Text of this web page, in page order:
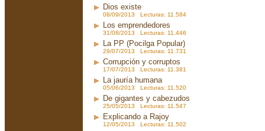
Dios existe
08/09/2013 Lecturas: 11.584
Los emprendedores
31/08/2013 Lecturas: 11.446
La PP (Pocilga Popular)
29/07/2013 Lecturas: 11.731
Corrupción y corruptos
17/07/2013 Lecturas: 11.381
La jauría humana
05/06/2013 Lecturas: 11.520
De gigantes y cabezudos
25/05/2013 Lecturas: 11.547
Explicando a Rajoy
12/05/2013 Lecturas: 11.502